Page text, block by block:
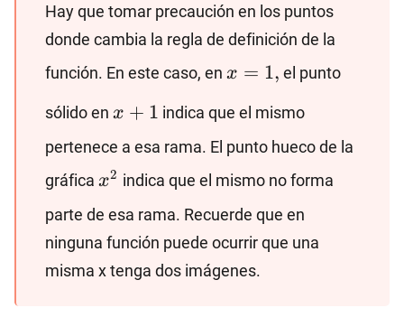
Hay que tomar precaución en los puntos
donde cambia la regla de definición de la
función. En este caso, en x=1,
x = 1, el punto
sólido en x+1
x + 1 indica que el mismo
pertenece a esa rama. El punto hueco de la
gráfica x^2
x2 indica que el mismo no forma
parte de esa rama. Recuerde que en
ninguna función puede ocurrir que una
misma x tenga dos imágenes.